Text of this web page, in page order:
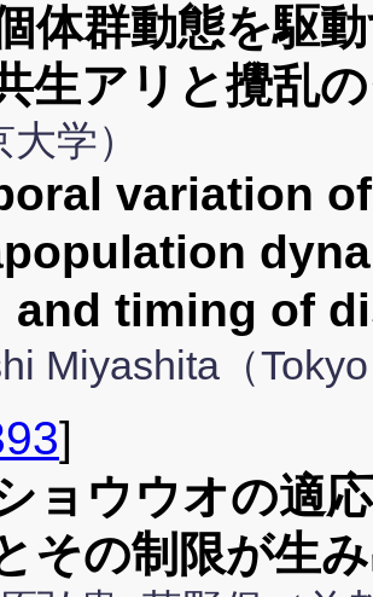
体群動態を駆
生アリと攪乱
大学）
variation
timing of
Miyashita（
]
ョウウオの適
その制限が生